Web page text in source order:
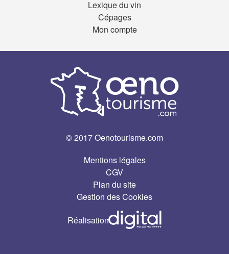
Lexique du vin
Cépages
Mon compte
© 2017 Oenotourisme.com
Réalisation
Mentions légales
CGV
Plan du site
Gestion des Cookies